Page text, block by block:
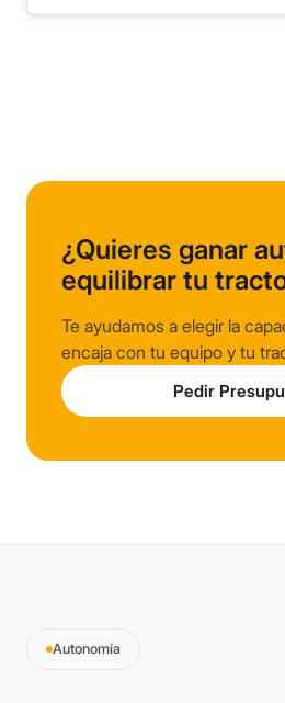
¿Quieres ganar
equilibrar tu
Te ayudamos a elegir la
encaja con tu equipo y tu
Pedir
Autonomía